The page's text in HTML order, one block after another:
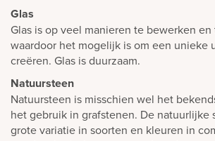
Glas
Glas is op veel manieren te bewerken
waardoor het mogelijk is om een unieke
creëren. Glas is duurzaam.
Natuursteen
Natuursteen is misschien wel het
het gebruik in grafstenen. De natuurlijke
grote variatie in soorten en kleuren in